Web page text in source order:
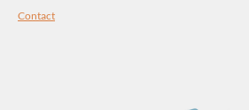
Contact